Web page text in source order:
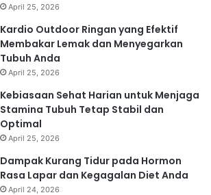
April 25, 2026
Kardio Outdoor Ringan yang Efektif
Membakar Lemak dan Menyegarkan
Tubuh Anda
April 25, 2026
Kebiasaan Sehat Harian untuk Menjaga
Stamina Tubuh Tetap Stabil dan
Optimal
April 25, 2026
Dampak Kurang Tidur pada Hormon
Rasa Lapar dan Kegagalan Diet Anda
April 24, 2026